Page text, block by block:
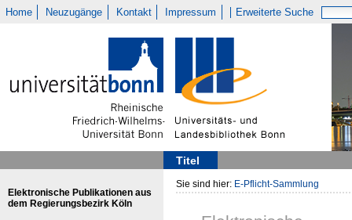
Home Neuzugänge Kontakt Impressum Erweiterte Suche
Titel
Elektronische Publikationen aus
dem Regierungsbezirk Köln
Sie sind hier: E-Pflicht-Sammlung